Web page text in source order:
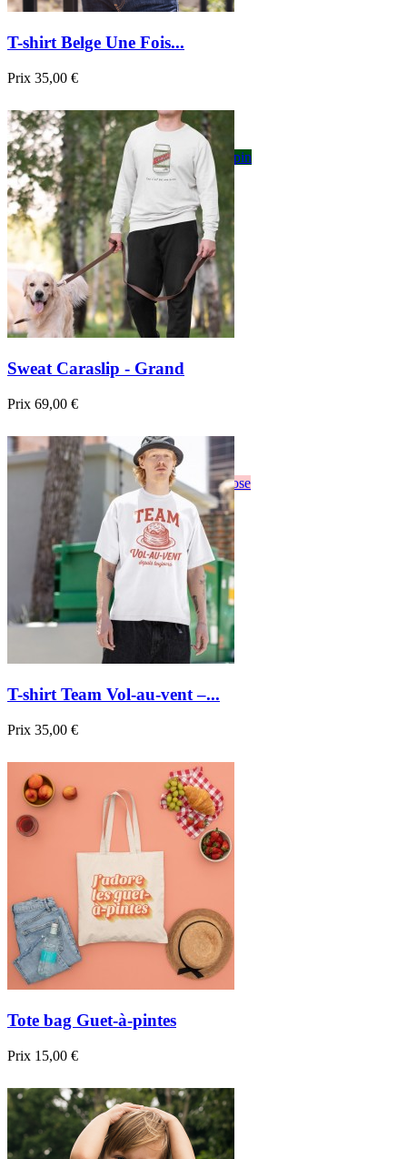
T-shirt Belge Une Fois...
Prix 35,00 €
Aperçu rapide
Blanc Gris Noir Bordeau Bleu foncé sapin
Sweat Caraslip - Grand
Prix 69,00 €
Aperçu rapide
Gris Noir Bordeau Bleu foncé Rose
T-shirt Team Vol-au-vent –...
Prix 35,00 €
Aperçu rapide
Blanc
Tote bag Guet-à-pintes
Prix 15,00 €
Aperçu rapide
Noir Beige